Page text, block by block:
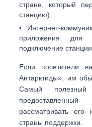
стране, который
станцию).
• Интернет-
приложения для
подключение станции.
Если посетители
Антарктиды», им
Самый
рассматривать его
страны поддержки